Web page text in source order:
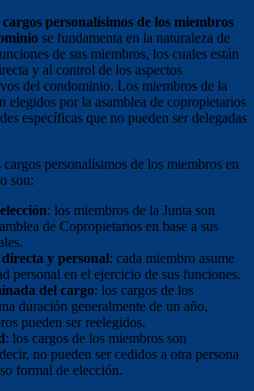
cargos personalísimos de los miembros
se fundamenta en la naturaleza de
de sus miembros, los cuales están
y al control de los aspectos
del condominio. Los miembros de la
elegidos por la asamblea de copropietarios
específicas que no pueden ser delegadas
personalísimos de los miembros en
son:
: los miembros de la Junta son
de Copropietarios en base a sus
y personal: cada miembro asume
personal en el ejercicio de sus funciones.
del cargo: los cargos de los
duración generalmente de un año,
pueden ser reelegidos.
: los cargos de los miembros son
no pueden ser cedidos a otra persona
formal de elección.